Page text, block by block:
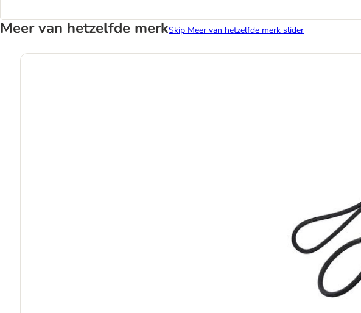
Meer van hetzelfde merkSkip Meer van hetzelfde merk slider